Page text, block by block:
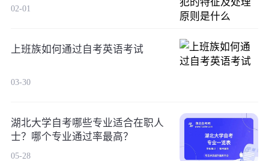
02-01
上班族如何通过自考英语考试
03-30
湖北大学自考哪些专业适合在职人
士？哪个专业通过率最高？
05-28